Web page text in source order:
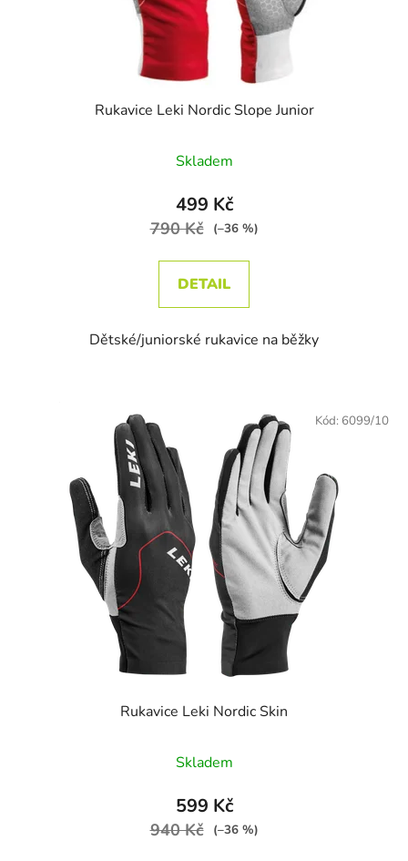
Rukavice Leki Nordic Slope Junior
Skladem
499 Kč
790 Kč (–36 %)
DETAIL
Dětské/juniorské rukavice na běžky
Rukavice Leki Nordic Skin
Skladem
599 Kč
940 Kč (–36 %)
Kód: 6099/10